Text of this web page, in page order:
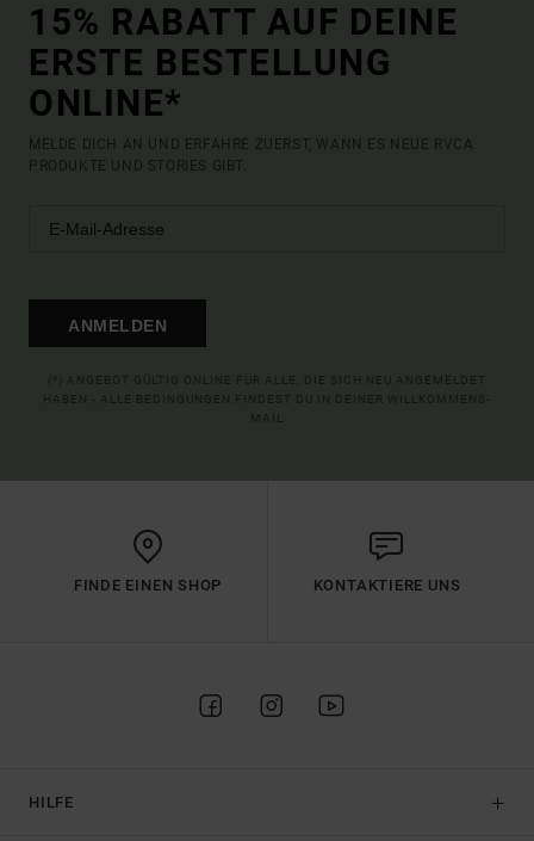
15% RABATT AUF DEINE
ERSTE BESTELLUNG
ONLINE*
MELDE DICH AN UND ERFAHRE ZUERST, WANN ES NEUE RVCA
PRODUKTE UND STORIES GIBT.
ANMELDEN
FINDE EINEN SHOP KONTAKTIERE UNS
HILFE